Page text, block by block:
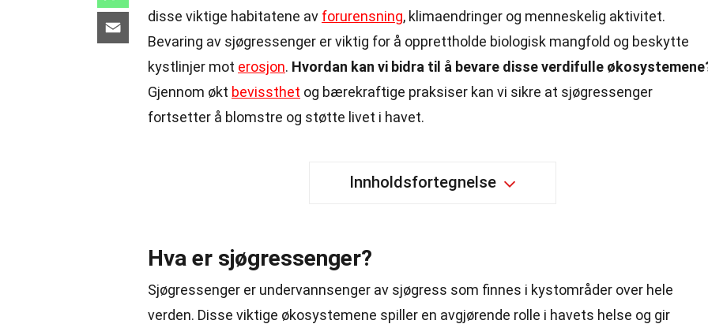
disse viktige habitatene av forurensning, klimaendringer og menneskelig aktivitet.
Bevaring av sjøgressenger er viktig for å opprettholde biologisk mangfold og beskytte
kystlinjer mot erosjon. Hvordan kan vi bidra til å bevare disse verdifulle
Gjennom økt bevissthet og bærekraftige praksiser kan vi sikre at sjøgressenger
fortsetter å blomstre og støtte livet i havet.
Innholdsfortegnelse
Hva er sjøgressenger?
Sjøgressenger er undervannsenger av sjøgress som finnes i kystområder over hele
verden. Disse viktige økosystemene spiller en avgjørende rolle i havets helse og gir